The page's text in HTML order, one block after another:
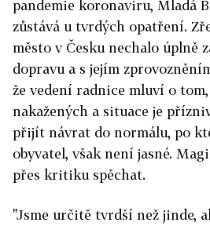
pandemie koronaviru, Mladá
zůstává u tvrdých opatření.
město v Česku nechalo úplně
dopravu a s jejím
že vedení radnice mluví o
nakažených a situace je
přijít návrat do normálu, po
obyvatel, však není jasné.
přes kritiku spěchat.
"Jsme určitě tvrdší než jinde,